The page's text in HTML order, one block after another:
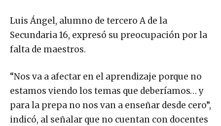
Luis Ángel, alumno de tercero A de la
Secundaria 16, expresó su preocupación por la
falta de maestros.
“Nos va a afectar en el aprendizaje porque no
estamos viendo los temas que deberíamos… y
para la prepa no nos van a enseñar desde cero”,
indicó, al señalar que no cuentan con docentes